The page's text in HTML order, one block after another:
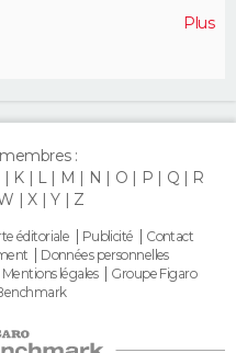
Plus
:
K L M N O P Q
R
X Y Z
éditoriale Publicité
Contact
Données personnelles
Mentions légales
Groupe Figaro